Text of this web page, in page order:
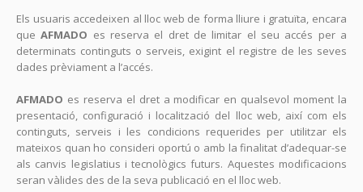
Els usuaris accedeixen al lloc web de forma lliure i gratuïta, encara
queAFMADO es reserva el dret de limitar el seu accés per a
determinats continguts o serveis, exigint el registre de les seves
dades prèviament a l’accés.
AFMADO es reserva el dret a modificar en qualsevol moment la
presentació, configuració i localització del lloc web, així com els
continguts, serveis i les condicions requerides per utilitzar els
mateixos quan ho consideri oportú o amb la finalitat d’adequar-se
als canvis legislatius i tecnològics futurs. Aquestes modificacions
seran vàlides des de la seva publicació en el lloc web.